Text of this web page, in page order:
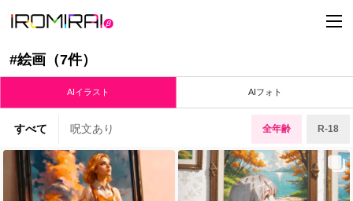
t
o
e
v
i
g
a
t
i
o
n
#絵画（7件）
AIイラスト AIフォト
すべて 呪文あり 全年齢 R-18